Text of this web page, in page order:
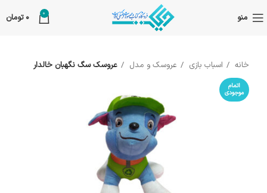
منو 0
0 تومان
خانه اسباب بازی عروسک و مدل عروسک سگ نگهبان خالدار
اتمام
موجودی